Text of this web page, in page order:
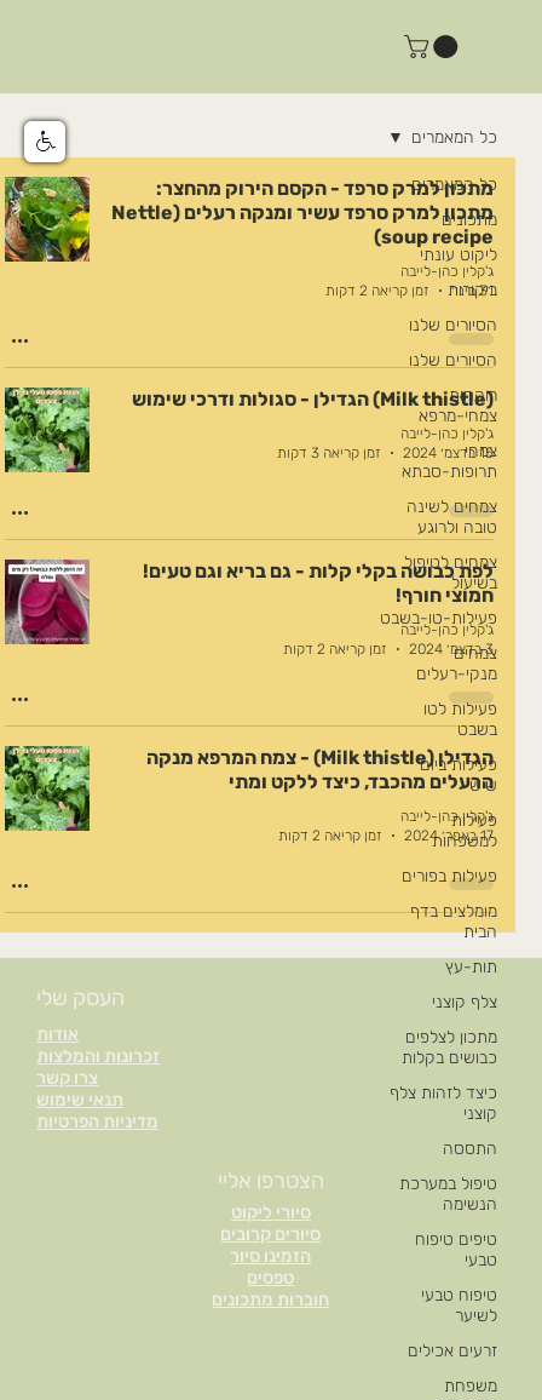
כל המאמרים
מתכונים
ליקוט עונתי
ביקורות
הסיורים שלנו
הסיורים שלנו
רוקחות
צמחי-מרפא
צמחי
תרופות-סבתא
צמחים לשינה
טובה ולרוגע
צמחים לטיפול
בשיעול
פעילות-טו-בשבט
צמחים
מנקי-רעלים
פעילות לטו
בשבט
פעילות ביום
שישי
פעילות
למשפחות
פעילות בפורים
מומלצים בדף
הבית
תות-עץ
צלף קוצני
מתכון לצלפים
כבושים בקלות
כיצד לזהות צלף
קוצני
התססה
טיפול במערכת
הנשימה
טיפים טיפוח
טבעי
טיפוח טבעי
לשיער
זרעים אכילים
משפחת
כל המאמרים
מתכון למרק סרפד - הקסם הירוק מהחצר:
מתכון למרק סרפד עשיר ומנקה רעלים (Nettle
soup recipe)
ג'קלין כהן-לייבה
31 בינו׳
זמן קריאה 2 דקות
(Milk thistle) הגדילן - סגולות ודרכי שימוש
ג'קלין כהן-לייבה
15 בדצמ׳ 2024
זמן קריאה 3 דקות
לפת כבושה בקלי קלות - גם בריא וגם טעים!
חמוצי חורף!
ג'קלין כהן-לייבה
3 בדצמ׳ 2024
זמן קריאה 2 דקות
הגדילן (Milk thistle) - צמח המרפא מנקה
הרעלים מהכבד, כיצד ללקט ומתי
ג'קלין כהן-לייבה
17 באפר׳ 2024
זמן קריאה 2 דקות
אודות
זכרונות והמלצות
צרו קשר
תנאי שימוש
מדיניות הפרטיות
העסק שלי
סיורי ליקוט
סיורים קרובים
הזמינו סיור
טפסים
חוברות מתכונים
הצטרפו אליי